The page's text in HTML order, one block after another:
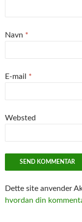
Navn *
E-mail *
Websted
Dette site anvender
hvordan din